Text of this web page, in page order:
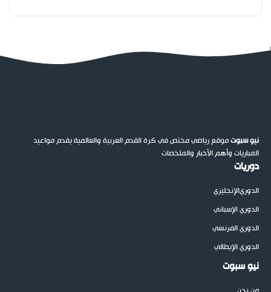
نيو سبوتموقع رياضي مختص في كرة القدم العربية والعالمية يقدم مواعيد
المباريات وأهم الأخبار والملخصات
دوريات
الدوريالإنجليزي
الدوري الإسباني
الدوري الفرنسي
الدوري الإيطالي
نيو سبوت